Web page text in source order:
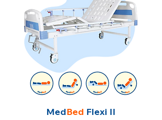
MedBed Flexi II